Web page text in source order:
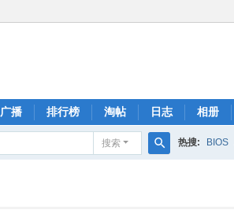
广播 排行榜 淘帖 日志 相册
搜索 热搜: BIOS